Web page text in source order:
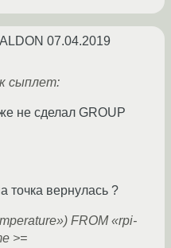
07.04.2019
сыплет:
не сделал GROUP
точка вернулась ?
FROM «rpi-
>=